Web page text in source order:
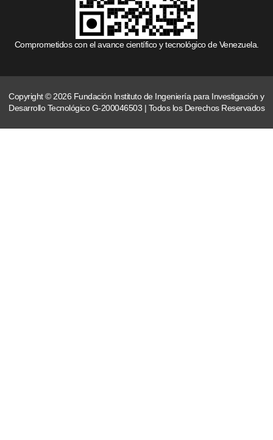
Comprometidos con el avance científico y tecnológico de Venezuela.
Copyright © 2026 Fundación Instituto de Ingeniería para Investigación y
Desarrollo Tecnológico G-200046503 | Todos los Derechos Reservados